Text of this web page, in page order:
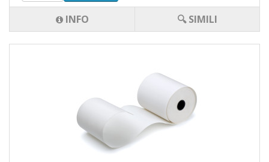
INFO 🔍 SIMILI